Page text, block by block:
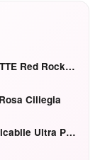
MAC M·A·CXIMAL SILKY MATTE Red Rock mat
Ciliegia
Hourglass Confession Ricaricabile Ultra Preciso Ad Alta Intensità Secretly Classic Red